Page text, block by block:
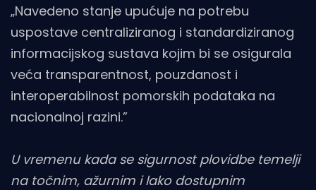
„Navedeno stanje upućuje na potrebu
uspostave centraliziranog i standardiziranog
informacijskog sustava kojim bi se osigurala
veća transparentnost, pouzdanost i
interoperabilnost pomorskih podataka na
nacionalnoj razini.”
U vremenu kada se sigurnost plovidbe temelji
na točnim, ažurnim i lako dostupnim